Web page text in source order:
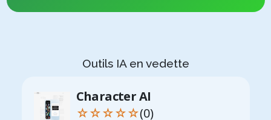
Outils IA en vedette
Character AI
☆☆☆☆☆(0)